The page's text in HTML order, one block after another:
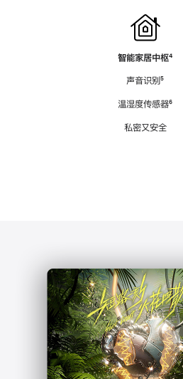
智能家居中枢脚
⁴
声音识别脚
⁵
温湿度传感器脚
⁶
私密又安全